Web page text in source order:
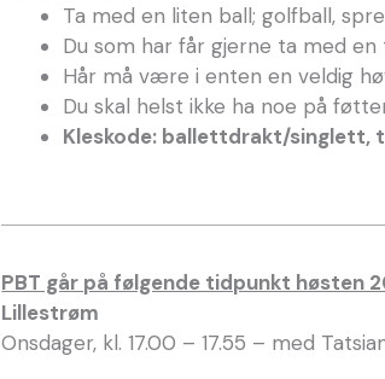
Ta med en liten ball; golfball,
Du som har får gjerne ta med
Hår må være i enten en veldig
Du skal helst ikke ha noe på
Kleskode: ballettdrakt/singlett,
PBT går på følgende tidpunkt høsten
Lillestrøm
Onsdager, kl. 17.00 – 17.55 – med